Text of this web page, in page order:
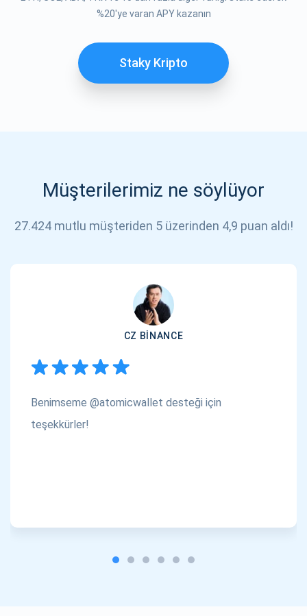
%20'ye varan APY kazanın
Staky Kripto
Müşterilerimiz ne söylüyor
27.424 mutlu müşteriden 5 üzerinden 4,9 puan aldı!
CZ BINANCE
Benimseme @atomicwallet desteği için
teşekkürler!